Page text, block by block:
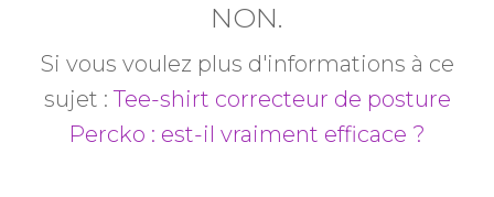
NON.
Si vous voulez plus d'informations à ce
sujet :Tee-shirt correcteur de posture
Percko : est-il vraiment efficace ?